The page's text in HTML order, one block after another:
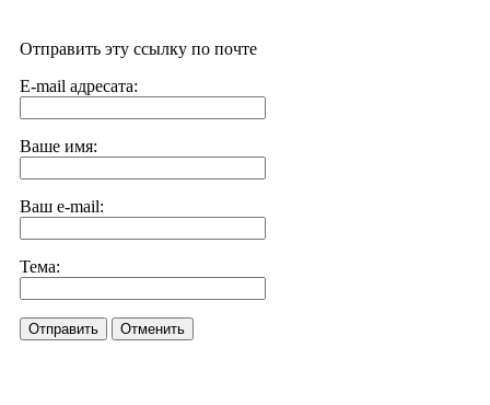
Отправить эту ссылку по почте
E-mail адресата:
Ваше имя:
Ваш e-mail:
Тема:
Отправить Отменить